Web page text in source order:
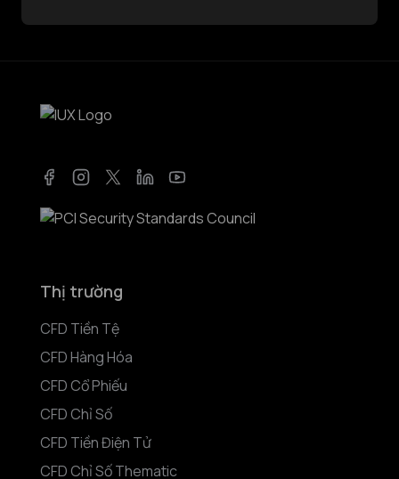
Thị trường
CFD Tiền Tệ
CFD Hàng Hóa
CFD Cổ Phiếu
CFD Chỉ Số
CFD Tiền Điện Tử
CFD Chỉ Số Thematic